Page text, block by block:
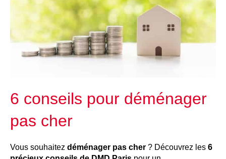
6 conseils pour déménager
pas cher
Vous souhaitez déménager pas cher ? Découvrez les 6